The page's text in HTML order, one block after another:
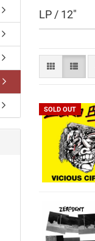
LP / 12"
SOLD OUT